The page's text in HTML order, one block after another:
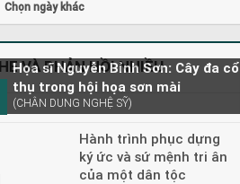
Chọn ngày khác
VÀ PHẢN HỒI NHIỀU
Họa sĩ Nguyễn Bỉnh Sơn: Cây đa cổ
thụ trong hội họa sơn mài
(CHÂN DUNG NGHỆ SỸ)
Hành trình phục dựng
ký ức và sứ mệnh tri ân
của một dân tộc